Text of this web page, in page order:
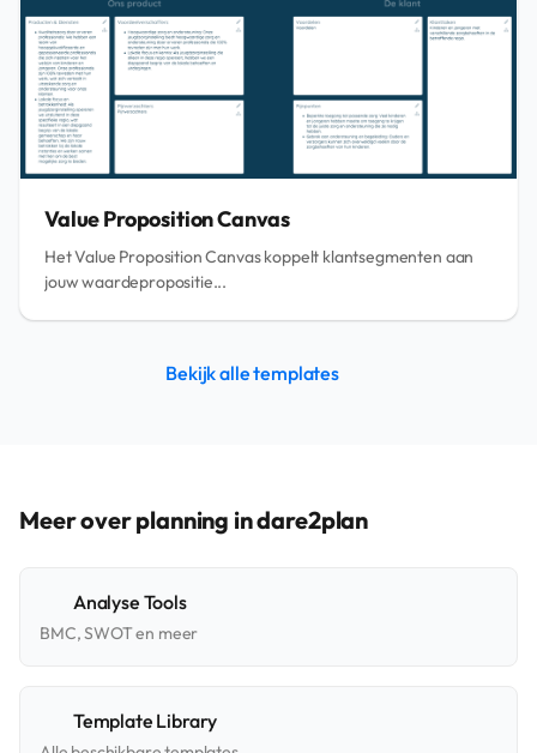
Value Proposition Canvas
Het Value Proposition Canvas koppelt klantsegmenten aan
jouw waardepropositie...
Bekijk alle templates
Meer over planning in dare2plan
Analyse Tools
BMC, SWOT en meer
Template Library